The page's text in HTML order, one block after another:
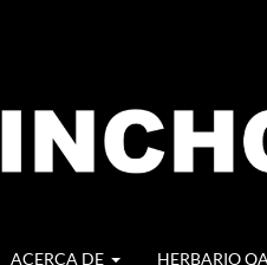
ACERCA DE HERBARIO